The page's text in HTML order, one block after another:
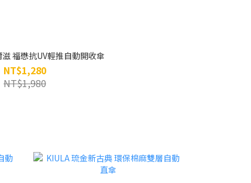
福懋抗UV輕推自動開收傘
NT$1,280
NT$1,980